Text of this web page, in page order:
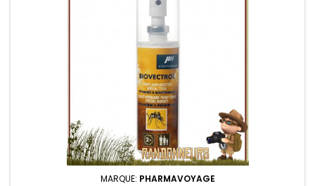
MARQUE: PHARMAVOYAGE